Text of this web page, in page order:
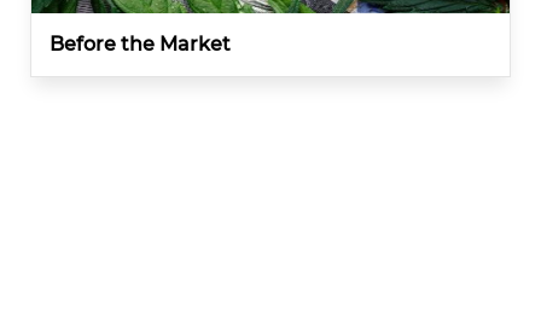
Before the Market